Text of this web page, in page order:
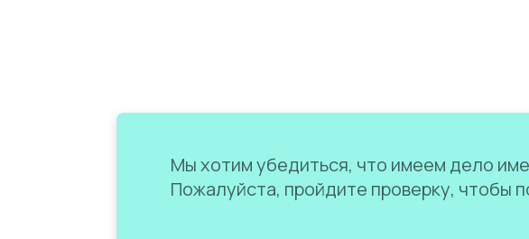
Мы хотим убедиться, что имеем дело
Пожалуйста, пройдите проверку, чтобы